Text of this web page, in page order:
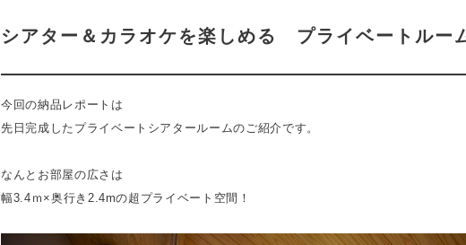
シアター＆カラオケを楽しめる プライベートル
今回の納品レポートは
先日完成したプライベートシアタールームのご紹介です。
なんとお部屋の広さは
幅3.4ｍ×奥行き2.4mの超プライベート空間！